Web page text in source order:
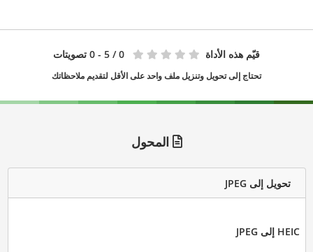
قيّم هذه الأداة 0 / 5 - 0 تصويتات
تحتاج إلى تحويل وتنزيل ملف واحد على الأقل لتقديم ملاحظاتك
المحول
تحويل إلى JPEG
HEIC إلى JPEG